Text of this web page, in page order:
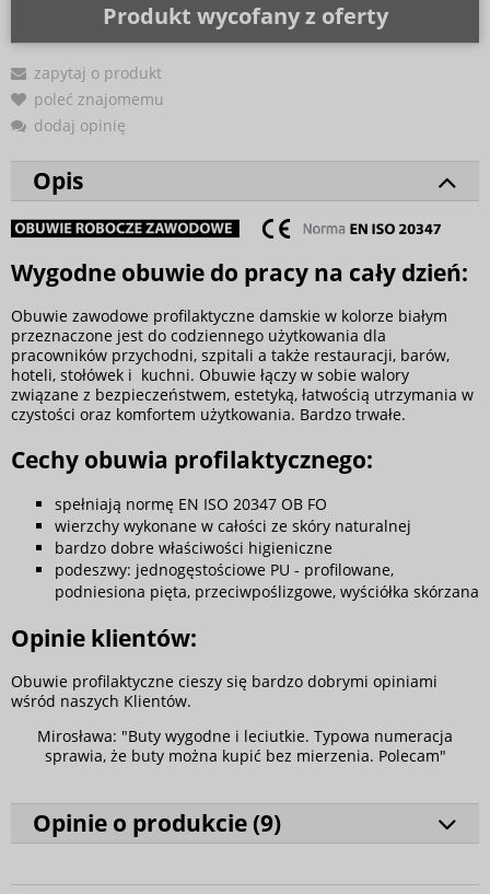
Produkt wycofany z oferty
zapytaj o produkt
poleć znajomemu
dodaj opinię
Opis
Wygodne obuwie do pracy na cały dzień:
Obuwie zawodowe profilaktyczne damskie w kolorze białym
przeznaczone jest do codziennego użytkowania dla
pracowników przychodni, szpitali a także restauracji, barów,
hoteli, stołówek i kuchni. Obuwie łączy w sobie walory
związane z bezpieczeństwem, estetyką, łatwością utrzymania w
czystości oraz komfortem użytkowania. Bardzo trwałe.
Cechy obuwia profilaktycznego:
spełniają normę EN ISO 20347 OB FO
wierzchy wykonane w całości ze skóry naturalnej
bardzo dobre właściwości higieniczne
podeszwy: jednogęstościowe PU - profilowane,
podniesiona pięta, przeciwpoślizgowe, wyściółka skórzana
Opinie klientów:
Obuwie profilaktyczne cieszy się bardzo dobrymi opiniami
wśród naszych Klientów.
Mirosława: "Buty wygodne i leciutkie. Typowa numeracja
sprawia, że buty można kupić bez mierzenia. Polecam"
Opinie o produkcie (9)